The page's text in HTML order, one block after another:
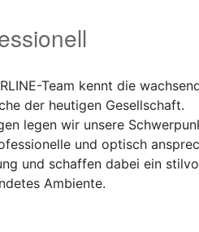
Team kennt die
der heutigen Gesellschaft.
legen wir unsere
und optisch
und schaffen dabei ein
Ambiente.